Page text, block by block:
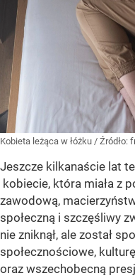
Kobieta leżąca w łóżku / Źródło:
Jeszcze kilkanaście lat
kobiecie, która miała z
zawodową,
społeczną i szczęśliwy
nie zniknął, ale został
społecznościowe,
oraz wszechobecną